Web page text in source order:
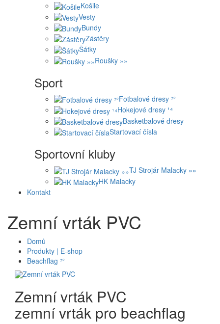
Košile
Vesty
Bundy
Zástěry
Šátky
Roušky »»
Sport
Fotbalové dresy ⁷²
Hokejové dresy ¹⁴
Basketbalové dresy
Startovací čísla
Sportovní kluby
TJ Strojár Malacky »»
HK Malacky
Kontakt
Zemní vrták PVC
Domů
Produkty | E-shop
Beachflag ⁷²
Zemní vrták PVC
zemní vrták pro beachflag